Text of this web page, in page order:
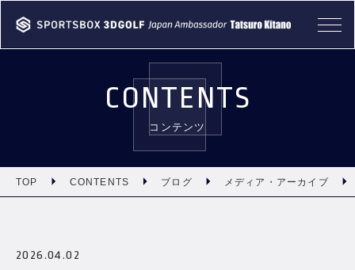
TOP
ABOUT
PRODUCT
CASE
CONTENTS
コンテンツ
TOP CONTENTS ブログ メディア・アーカイブ
2026.04.02